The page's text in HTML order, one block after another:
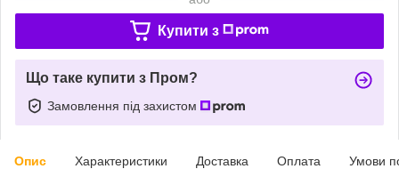
Купити з
Що таке купити з Пром?
Замовлення під захистом
Опис Характеристики Доставка Оплата Умови